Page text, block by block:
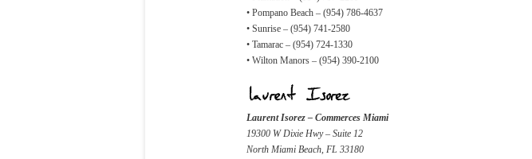
• Pompano Beach – (954) 786-4637
• Sunrise – (954) 741-2580
• Tamarac – (954) 724-1330
• Wilton Manors – (954) 390-2100
Laurent Isorez – Commerces Miami
19300 W Dixie Hwy – Suite 12
North Miami Beach, FL 33180